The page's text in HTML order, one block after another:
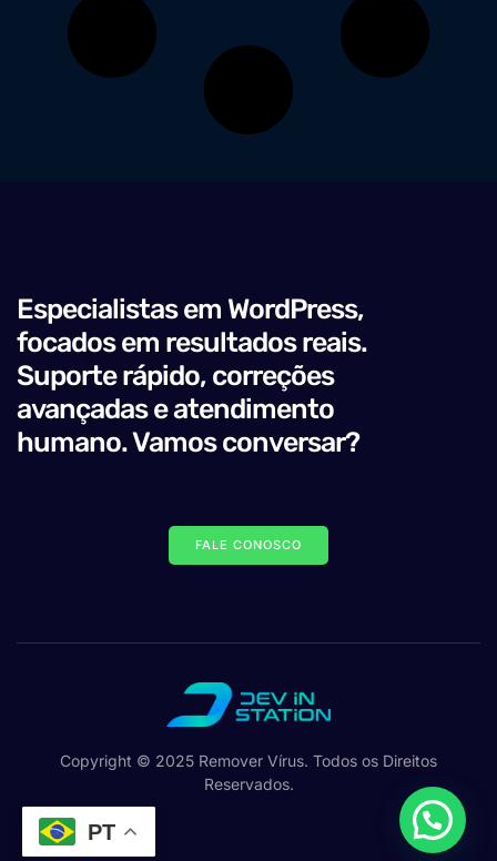
Especialistas em WordPress,
focados em resultados reais.
Suporte rápido, correções
avançadas e atendimento
humano. Vamos conversar?
FALE CONOSCO
Copyright © 2025 Remover Vírus. Todos os Direitos
Reservados.
PT